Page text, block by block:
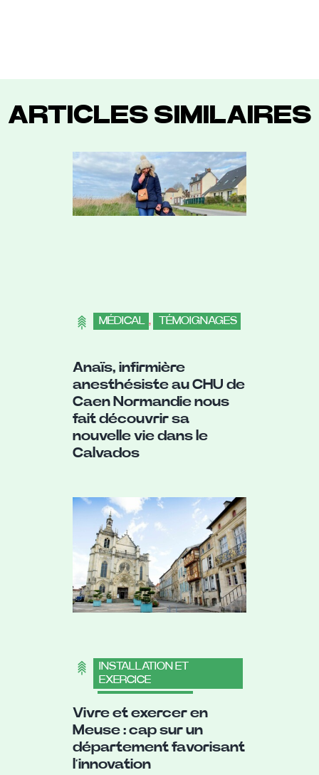
ARTICLES SIMILAIRES
MÉDICAL , TÉMOIGNAGES
Anaïs, infirmière
anesthésiste au CHU de
Caen Normandie nous
fait découvrir sa
nouvelle vie dans le
Calvados
INSTALLATION ET
EXERCICE
MÉDICAL ,
DÉCOUVRIR LES VILLES
Vivre et exercer en
Meuse : cap sur un
département favorisant
l’innovation